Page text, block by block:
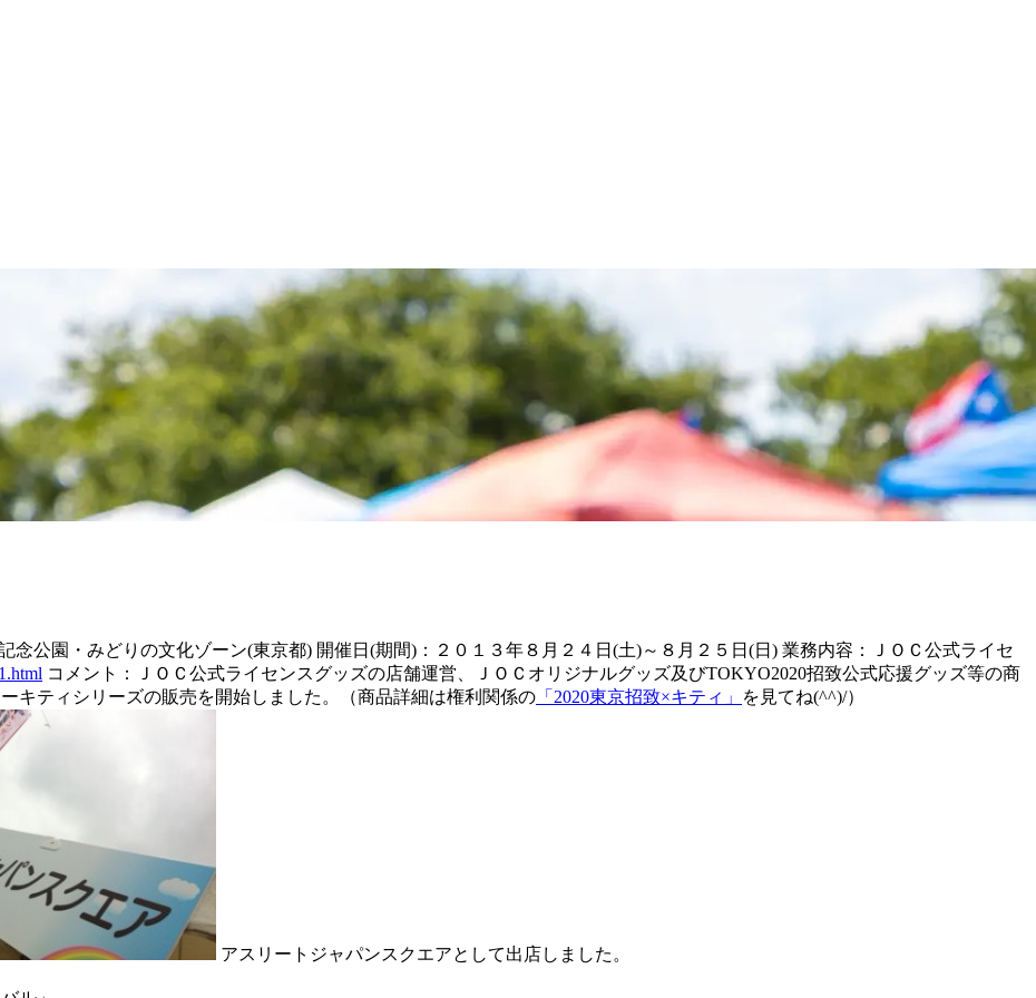
念公園・みどりの文化ゾーン(東京都) 開催日(期間)：２０１３年８月２４日(土)～８月２５日(日) 業務内容：ＪＯＣ公式ライセ
コメント：ＪＯＣ公式ライセンスグッズの店舗運営、ＪＯＣオリジナルグッズ及びTOKYO2020招致公式応援グッズ等の商
キティシリーズの販売を開始しました。（商品詳細は権利関係の 「2020東京招致×キティ」 を見てね(^^)/）
アスリートジャパンスクエアとして出店しました。